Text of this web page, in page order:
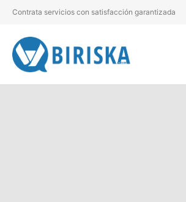
Contrata servicios con satisfacción garantizada